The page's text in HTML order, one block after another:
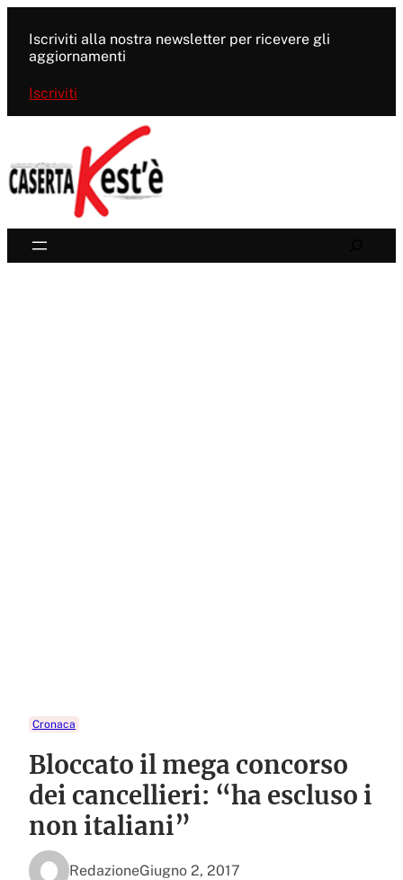
contenuto
Iscriviti alla nostra newsletter per ricevere gli
aggiornamenti
Iscriviti
Cronaca
Bloccato il mega concorso
dei cancellieri: “ha escluso i
non italiani”
RedazioneGiugno 2, 2017